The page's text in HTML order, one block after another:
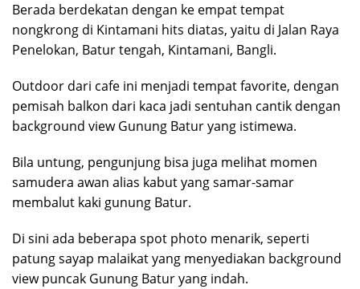
Berada berdekatan dengan ke empat tempat
nongkrong di Kintamani hits diatas, yaitu di Jalan Raya
Penelokan, Batur tengah, Kintamani, Bangli.
Outdoor dari cafe ini menjadi tempat favorite, dengan
pemisah balkon dari kaca jadi sentuhan cantik dengan
background view Gunung Batur yang istimewa.
Bila untung, pengunjung bisa juga melihat momen
samudera awan alias kabut yang samar-samar
membalut kaki gunung Batur.
Di sini ada beberapa spot photo menarik, seperti
patung sayap malaikat yang menyediakan background
view puncak Gunung Batur yang indah.